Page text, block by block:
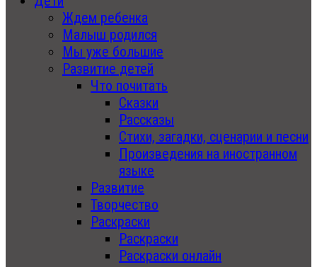
Ждем ребенка
Малыш родился
Мы уже большие
Развитие детей
Что почитать
Сказки
Рассказы
Стихи, загадки, сценарии и песни
Произведения на иностранном
языке
Развитие
Творчество
Раскраски
Раскраски
Раскраски онлайн